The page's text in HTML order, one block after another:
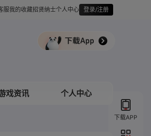
服我的收藏招贤纳士个人中心 登录/注册
戏资讯 个人中心
下载APP